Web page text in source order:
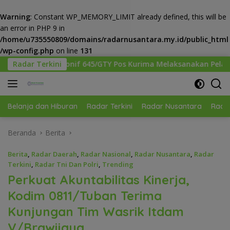
Warning: Constant WP_MEMORY_LIMIT already defined, this will be
an error in PHP 9 in
/home/u735550809/domains/radarnusantara.my.id/public_html
/wp-config.php on line 131
Langsung
ke
konten
Radar Terkini
Pos Kurima Melaksanakan Pelayanan kesehatan Gratis 1
Belanja dan Hiburan Radar Terkini Radar Nusantara
Beranda Berita
Berita, Radar Daerah, Radar Nasional, Radar Nusantara, Radar
Terkini, Radar Tni Dan Polri, Trending
Perkuat Akuntabilitas Kinerja,
Kodim 0811/Tuban Terima
Kunjungan Tim Wasrik Itdam